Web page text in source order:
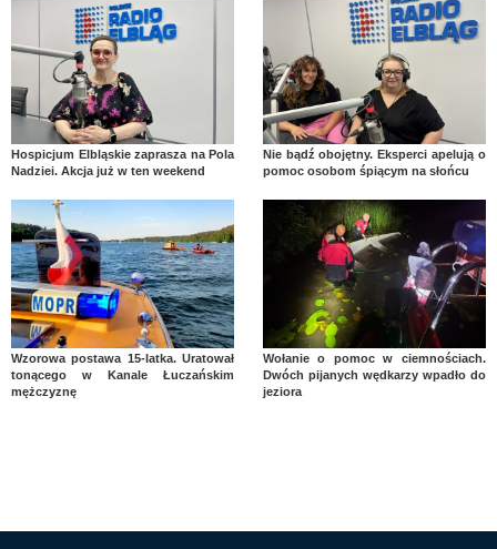
Hospicjum Elbląskie zaprasza na Pola
Nadziei. Akcja już w ten weekend
Nie bądź obojętny. Eksperci apelują o
pomoc osobom śpiącym na słońcu
Wzorowa postawa 15-latka. Uratował
tonącego w Kanale Łuczańskim
mężczyznę
Wołanie o pomoc w ciemnościach.
Dwóch pijanych wędkarzy wpadło do
jeziora